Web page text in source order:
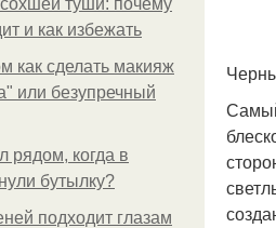
туши: почему
и как избежать
как сделать макияж
или безупречный
рядом, когда в
бутылку?
подходит глазам